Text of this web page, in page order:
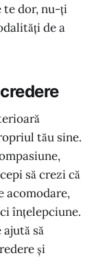
te dor, nu-ți
de a
tău sine.
să crezi că
acomodare,
înțelepciune.
să
și